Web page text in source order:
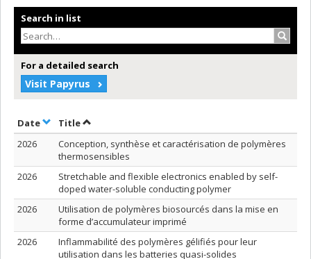
Search in list
For a detailed search
Visit Papyrus
DateSort by date in ascending order
TitleSort by title in ascending order
2026
Conception, synthèse et caractérisation de polymères
thermosensibles
2026
Stretchable and flexible electronics enabled by self-
doped water-soluble conducting polymer
2026
Utilisation de polymères biosourcés dans la mise en
forme d’accumulateur imprimé
2026
Inflammabilité des polymères gélifiés pour leur
utilisation dans les batteries quasi-solides